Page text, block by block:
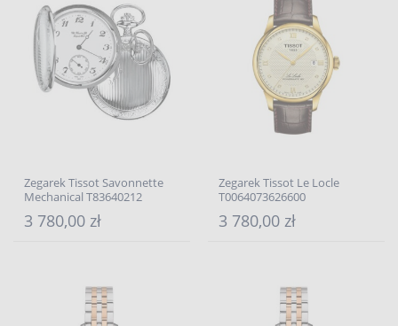
Zegarek Tissot Savonnette
Mechanical T83640212
3 780,00 zł
Zegarek Tissot Le Locle
T0064073626600
3 780,00 zł